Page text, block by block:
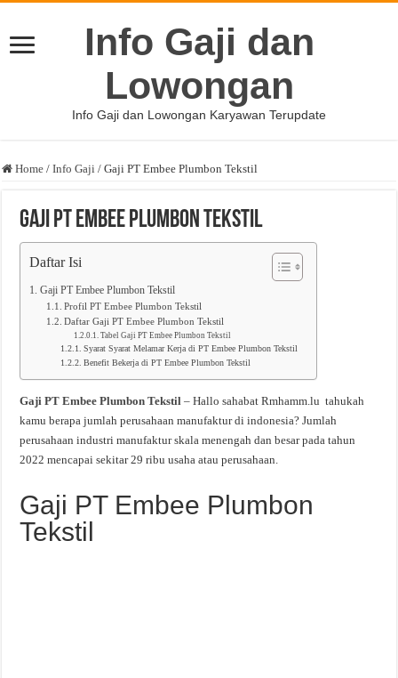
Info Gaji dan
Lowongan
Info Gaji dan Lowongan Karyawan Terupdate
Home / Info Gaji / Gaji PT Embee Plumbon Tekstil
Gaji PT Embee Plumbon Tekstil
Daftar Isi
Gaji PT Embee Plumbon Tekstil
Profil PT Embee Plumbon Tekstil
Daftar Gaji PT Embee Plumbon Tekstil
Tabel Gaji PT Embee Plumbon Tekstil
Syarat Syarat Melamar Kerja di PT Embee Plumbon Tekstil
Benefit Bekerja di PT Embee Plumbon Tekstil
Gaji PT Embee Plumbon Tekstil – Hallo sahabat Rmhamm.lu tahukah
kamu berapa jumlah perusahaan manufaktur di indonesia? Jumlah
perusahaan industri manufaktur skala menengah dan besar pada tahun
2022 mencapai sekitar 29 ribu usaha atau perusahaan.
Gaji PT Embee Plumbon
Tekstil